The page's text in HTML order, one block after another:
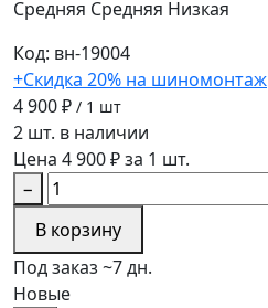
Средняя Средняя Низкая
Код: вн-19004
+Скидка 20% на шиномонтаж
4 900 ₽ / 1 шт
2 шт. в наличии
Цена 4 900 ₽ за 1 шт.
−
В корзину
Под заказ ~7 дн.
Новые